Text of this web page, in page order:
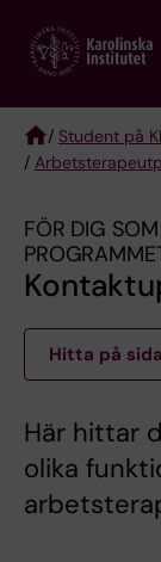
main
/ Student på KI
/
FÖR DIG
Hitta på
Här hittar
olika